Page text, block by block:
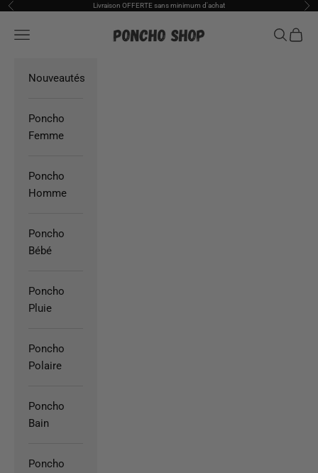
Passer au contenu
Précédent Livraison OFFERTE sans minimum d'achat
Poncho Shop
Ouvrir la navigation Ouvrir la
Voir
Nouveautés
Poncho
Femme
Poncho
Homme
Poncho
Bébé
Poncho
Pluie
Poncho
Polaire
Poncho
Bain
Poncho